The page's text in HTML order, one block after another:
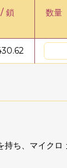
鎖 数量
持ち、マイクロ